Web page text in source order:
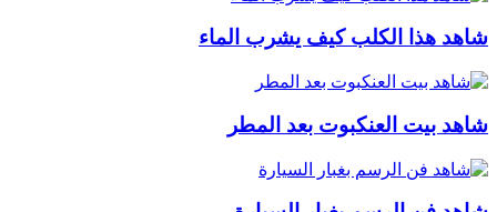
شاهد هذا الكلب كيف يشرب الماء
شاهد بيت العنكبوت بعد المطر